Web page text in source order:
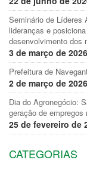
Seminário de Líderes
lideranças e
desenvolvimento dos
3 de março de 2026
Prefeitura de
2 de março de 2026
Dia do Agronegócio:
geração de empregos
25 de fevereiro de
CATEGORIAS